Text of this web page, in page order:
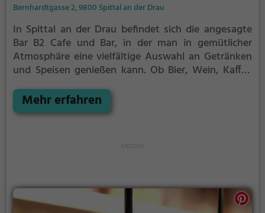
Bernhardtgasse 2, 9800 Spittal an der Drau
In Spittal an der Drau befindet sich die angesagte
Bar B2 Cafe und Bar, in der man in gemütlicher
Atmosphäre eine vielfältige Auswahl an Getränken
und Speisen genießen kann. Ob Bier, Wein, Kaffee
hier kommt jeder auf seine Kosten. Egal ob man sich
nach einem langen Tag entspannen oder einfach nur
die kulinarischen Köstlichkeiten – hier wird jeder
Besuch zu einem unvergesslichen Erlebnis.
Mehr erfahren